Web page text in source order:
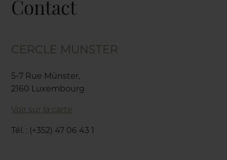
Contact
CERCLE MUNSTER
5-7 Rue Münster,
2160 Luxembourg
Voir sur la carte
Tél. : (+352) 47 06 43 1